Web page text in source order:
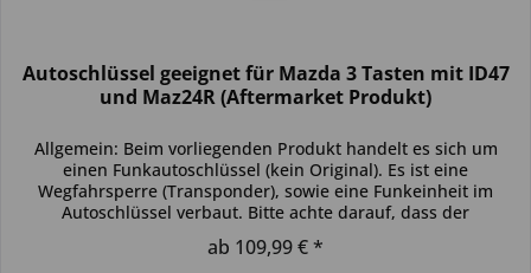
Autoschlüssel geeignet für Mazda 3 Tasten mit ID47
und Maz24R (Aftermarket Produkt)
Allgemein: Beim vorliegenden Produkt handelt es sich um
einen Funkautoschlüssel (kein Original). Es ist eine
Wegfahrsperre (Transponder), sowie eine Funkeinheit im
Autoschlüssel verbaut. Bitte achte darauf, dass der
ab 109,99 € *